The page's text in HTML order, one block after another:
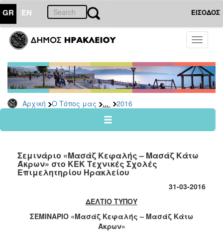
GR EN ΕΙΣΟΔΟΣ
Toggle
Αρχική Ο Τόπος μας ... 2016
ΤΟΠΟΣ
ΜΑΣ
Ανακοινώσεις
Αρχείο
2026
2024
2022
2021
2018
Σεμινάριο «Μασάζ Κεφαλής – Μασάζ Κάτω
Άκρων» στο ΚΕΚ Τεχνικές Σχολές
Επιμελητηρίου Ηρακλείου
31-03-2016
ΔΕΛΤΙΟ ΤΥΠΟΥ
ΣΕΜΙΝΑΡΙΟ «Μασάζ Κεφαλής – Μασάζ Κάτω
Άκρων»